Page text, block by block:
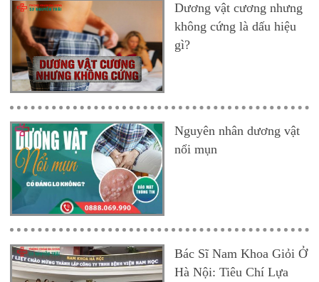
Dương vật cương nhưng
không cứng là dấu hiệu
gì?
Nguyên nhân dương vật
nổi mụn
Bác Sĩ Nam Khoa Giỏi Ở
Hà Nội: Tiêu Chí Lựa